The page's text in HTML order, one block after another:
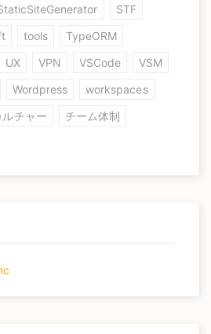
STF
tools
TypeORM
UX VPN VSCode
VSM
Wordpress
workspaces
ルチャー
チーム体制